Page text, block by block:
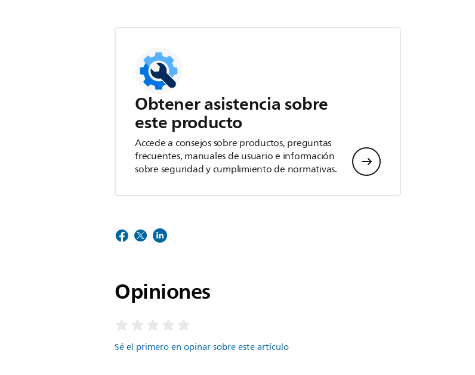
Obtener asistencia sobre
este producto
Accede a consejos sobre productos, preguntas
frecuentes, manuales de usuario e información
sobre seguridad y cumplimiento de normativas.
Opiniones
Sé el primero en opinar sobre este artículo